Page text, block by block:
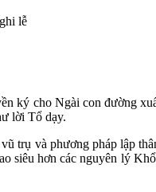
lễ
ký cho Ngài con đường
lời Tổ dạy.
trụ và phương pháp lập
hơn các nguyên lý